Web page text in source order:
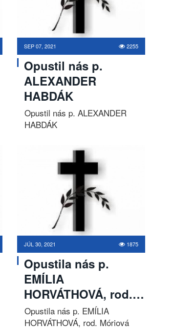
SEP 07, 2021 2255
Opustil nás p.
ALEXANDER
HABDÁK
Opustil nás p. ALEXANDER
HABDÁK
JÚL 30, 2021 1875
Opustila nás p.
EMÍLIA
HORVÁTHOVÁ, rod.…
Opustila nás p. EMÍLIA
HORVÁTHOVÁ, rod. Móriová